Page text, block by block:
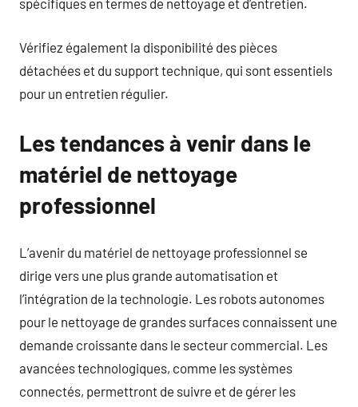
spécifiques en termes de nettoyage et d’entretien.
Vérifiez également la disponibilité des pièces
détachées et du support technique, qui sont essentiels
pour un entretien régulier.
Les tendances à venir dans le
matériel de nettoyage
professionnel
L’avenir du matériel de nettoyage professionnel se
dirige vers une plus grande automatisation et
l’intégration de la technologie. Les robots autonomes
pour le nettoyage de grandes surfaces connaissent une
demande croissante dans le secteur commercial. Les
avancées technologiques, comme les systèmes
connectés, permettront de suivre et de gérer les